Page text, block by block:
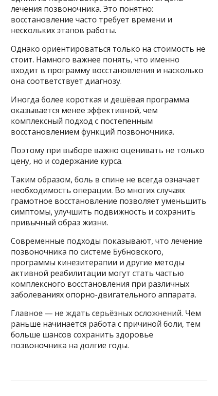
лечения позвоночника. Это понятно:
восстановление часто требует времени и
нескольких этапов работы.
Однако ориентироваться только на стоимость не
стоит. Намного важнее понять, что именно
входит в программу восстановления и насколько
она соответствует диагнозу.
Иногда более короткая и дешёвая программа
оказывается менее эффективной, чем
комплексный подход с постепенным
восстановлением функций позвоночника.
Поэтому при выборе важно оценивать не только
цену, но и содержание курса.
Таким образом, боль в спине не всегда означает
необходимость операции. Во многих случаях
грамотное восстановление позволяет уменьшить
симптомы, улучшить подвижность и сохранить
привычный образ жизни.
Современные подходы показывают, что лечение
позвоночника по системе Бубновского,
программы кинезитерапии и другие методы
активной реабилитации могут стать частью
комплексного восстановления при различных
заболеваниях опорно-двигательного аппарата.
Главное — не ждать серьёзных осложнений. Чем
раньше начинается работа с причиной боли, тем
больше шансов сохранить здоровье
позвоночника на долгие годы.